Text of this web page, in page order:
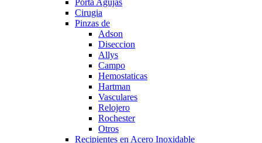
Porta Agujas
Cirugia
Pinzas de
Adson
Diseccion
Allys
Campo
Hemostaticas
Hartman
Vasculares
Relojero
Rochester
Otros
Recipientes en Acero Inoxidable